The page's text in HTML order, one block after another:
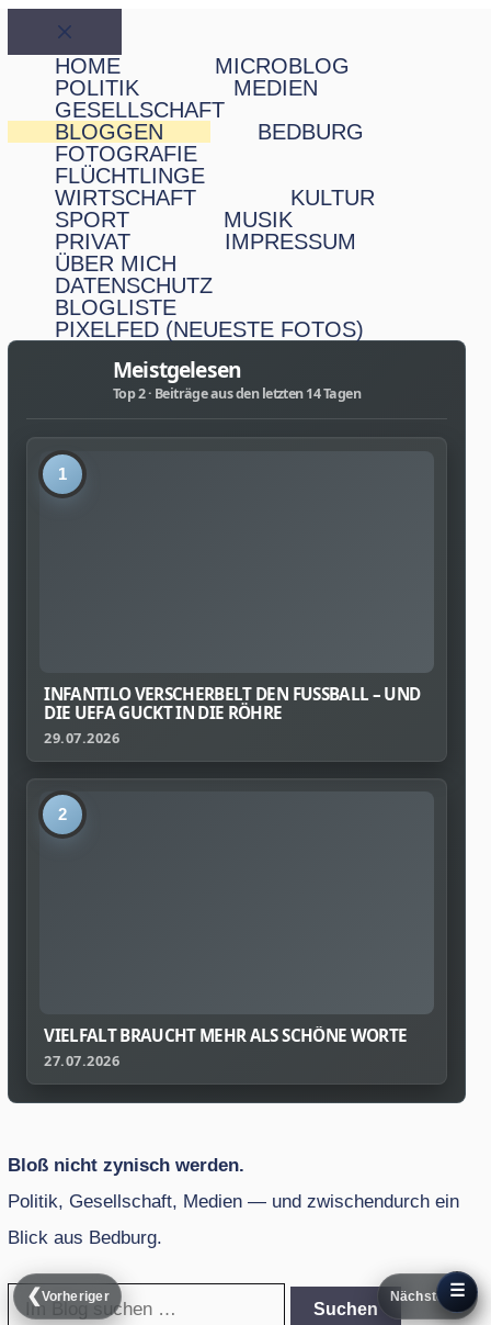
Schließen
HOME
MICROBLOG
POLITIK
MEDIEN
GESELLSCHAFT
BLOGGEN
BEDBURG
FOTOGRAFIE
FLÜCHTLINGE
WIRTSCHAFT
KULTUR
SPORT
MUSIK
PRIVAT
IMPRESSUM
ÜBER MICH
DATENSCHUTZ
BLOGLISTE
PIXELFED (NEUESTE FOTOS)
Meistgelesen
Top 2 · Beiträge aus den letzten 14 Tagen
1
INFANTILO VERSCHERBELT DEN FUSSBALL – UND D
IE UEFA GUCKT IN DIE RÖHRE
29.07.2026
2
VIELFALT BRAUCHT MEHR ALS SCHÖNE WORTE
27.07.2026
Bloß nicht zynisch werden.
Politik, Gesellschaft, Medien — und zwischendurch ein
Blick aus Bedburg.
Suche Suchen
❮Vorheriger Nächster ❯
☰